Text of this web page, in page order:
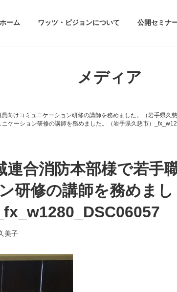
ホーム ワッツ・ビジョンについて 公開セミナ
メディア
向けコミュニケーション研修の講師を務めました。（岩手県久
ケーション研修の講師を務めました。（岩手県久慈市）
合消防本部様で若手
研修の講師を務めまし
美子